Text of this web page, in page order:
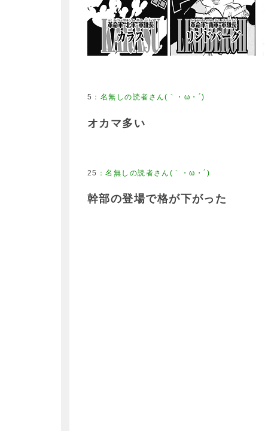
5 ： 名無しの読者さん(｀・ω・´)
オカマ多い
25 ：名無しの読者さん(｀・ω・´)
幹部の登場で格が下がった